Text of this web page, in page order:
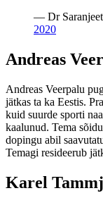
— Dr
2020
Andreas
Andreas Veerpalu
jätkas ta ka Eestis.
kuid suurde sporti
kaalunud. Tema
dopingu abil
Temagi resideerub
Karel